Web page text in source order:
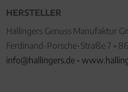
HERSTELLER
Hallingers Genuss Manufaktur
Ferdinand-Porsche-Straße 7 •
info@hallingers.de •